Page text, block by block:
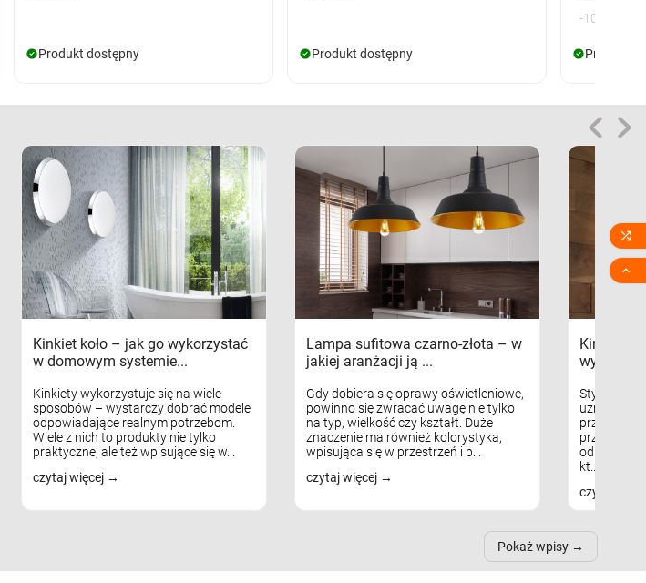
Produkt dostępny Produkt dostępny
-102,00 zł
Produkt
Kinkiet koło – jak go wykorzystać
w domowym systemie...
Kinkiety wykorzystuje się na wiele
sposobów – wystarczy dobrać modele
odpowiadające realnym potrzebom.
Wiele z nich to produkty nie tylko
praktyczne, ale też wpisujące się w...
czytaj więcej
Lampa sufitowa czarno-złota – w
jakiej aranżacji ją ...
Gdy dobiera się oprawy oświetleniowe,
powinno się zwracać uwagę nie tylko
na typ, wielkość czy kształt. Duże
znaczenie ma również kolorystyka,
wpisująca się w przestrzeń i p...
czytaj więcej
Kinkiety
Styl
uznaniem
kt...
czytaj
Pokaż wpisy

